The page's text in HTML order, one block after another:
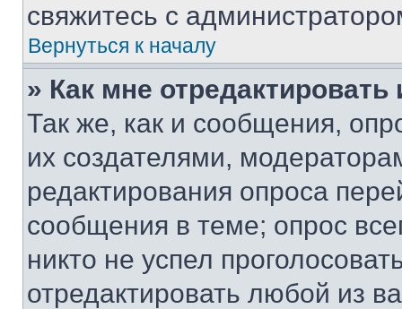
свяжитесь с
Вернуться к началу
» Как мне
Так же, как и сообщения,
их создателями,
редактирования опроса
сообщения в теме; опрос
никто не успел
отредактировать любой из